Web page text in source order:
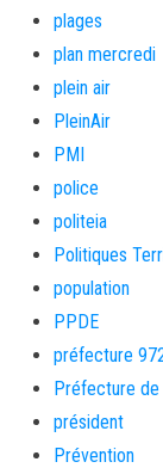
plages
plan mercredi
plein air
PleinAir
PMI
police
politeia
Politiques
population
PPDE
préfecture
Préfecture de
président
Prévention